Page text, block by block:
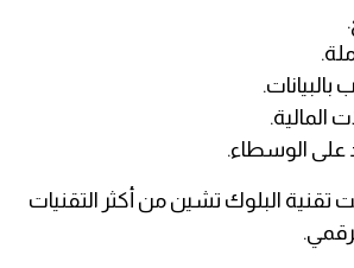
المالية.
على الوسطاء.
البلوك تشين من أكثر التقنيات